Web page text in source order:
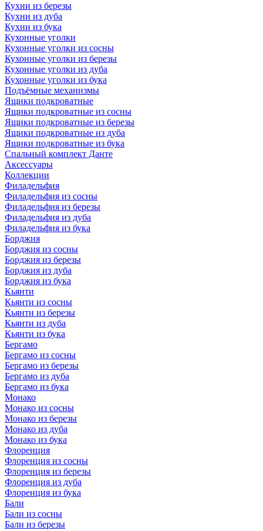
Кухни из березы
Кухни из дуба
Кухни из бука
Кухонные уголки
Кухонные уголки из сосны
Кухонные уголки из березы
Кухонные уголки из дуба
Кухонные уголки из бука
Подъёмные механизмы
Ящики подкроватные
Ящики подкроватные из сосны
Ящики подкроватные из березы
Ящики подкроватные из дуба
Ящики подкроватные из бука
Спальный комплект Данте
Аксессуары
Коллекции
Филадельфия
Филадельфия из сосны
Филадельфия из березы
Филадельфия из дуба
Филадельфия из бука
Борджия
Борджия из сосны
Борджия из березы
Борджия из дуба
Борджия из бука
Кьянти
Кьянти из сосны
Кьянти из березы
Кьянти из дуба
Кьянти из бука
Бергамо
Бергамо из сосны
Бергамо из березы
Бергамо из дуба
Бергамо из бука
Монако
Монако из сосны
Монако из березы
Монако из дуба
Монако из бука
Флоренция
Флоренция из сосны
Флоренция из березы
Флоренция из дуба
Флоренция из бука
Бали
Бали из сосны
Бали из березы